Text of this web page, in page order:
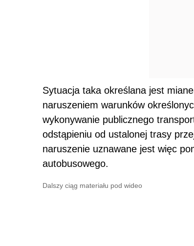
Sytuacja taka określana jest
naruszeniem warunków
wykonywanie publicznego
odstąpieniu od ustalonej trasy
naruszenie uznawane jest więc
autobusowego.
Dalszy ciąg materiału pod wideo